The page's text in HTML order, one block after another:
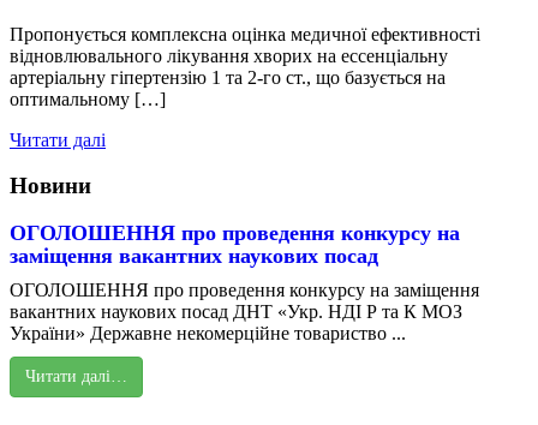
Пропонується комплексна оцінка медичної ефективності
відновлювального лікування хворих на ессенціальну
артеріальну гіпертензію 1 та 2-го ст., що базується на
оптимальному […]
Читати далі
Новини
ОГОЛОШЕННЯ про проведення конкурсу на
заміщення вакантних наукових посад
ОГОЛОШЕННЯ про проведення конкурсу на заміщення
вакантних наукових посад ДНТ «Укр. НДІ Р та К МОЗ
України» Державне некомерційне товариство ...
Читати далі…